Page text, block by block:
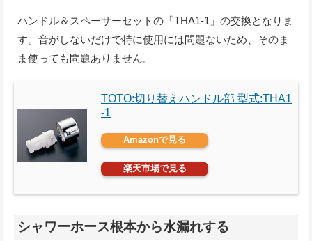
ハンドル＆スペーサーセットの「THA1-1」の交換となりま
す。音がしないだけで特に使用には問題ないため、そのま
ま使っても問題ありません。
TOTO:切り替えハンドル部 型式:THA1
-1
Amazonで見る
楽天市場で見る
シャワーホース根本から水漏れする